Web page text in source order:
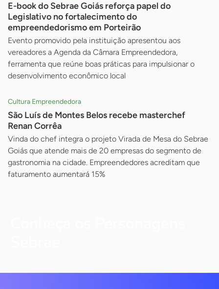
E-book do Sebrae Goiás reforça papel do
Legislativo no fortalecimento do
empreendedorismo em Porteirão
Evento promovido pela instituição apresentou aos
vereadores a Agenda da Câmara Empreendedora,
ferramenta que reúne boas práticas para impulsionar o
desenvolvimento econômico local
Cultura Empreendedora
São Luís de Montes Belos recebe masterchef
Renan Corrêa
Vinda do chef integra o projeto Virada de Mesa do Sebrae
Goiás que atende mais de 20 empresas do segmento de
gastronomia na cidade. Empreendedores acreditam que
faturamento aumentará 15%